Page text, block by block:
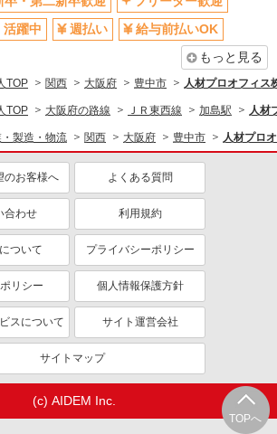
品・検査
探す
ミドル（40代～）活躍中
TOPへ
活躍中
週払い
給与前払いOK
もっと見る
TOP 関西 大阪府 豊中市 人材プロオフィス
TOP 大阪府の路線 ＪＲ東西線 加島駅 人材
製造・物流 関西 大阪府 豊中市 人材プロ
のお客様へ よくある質問
合わせ 利用規約
ついて プライバシーポリシー
リシー 個人情報保護方針
スについて サイト運営会社
サイトマップ
(c) AIDEM Inc.